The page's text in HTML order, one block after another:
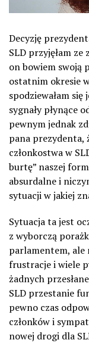
Decyzję
SLD przyjęłam
on bowiem swoją
ostatnim okresie
spodziewałam się
sygnały płynące
pewnym jednak
pana prezydenta,
członkostwa w
burtę” naszej
absurdalne i
sytuacji w jakiej
Sytuacja ta jest
z wyborczą
parlamentem, ale
frustracje i wiele
żadnych
SLD przestanie
pewno czas
członków i
nowej drogi dla